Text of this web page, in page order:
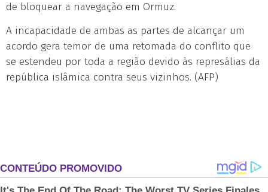
de bloquear a navegação em Ormuz.
A incapacidade de ambas as partes de alcançar um
acordo gera temor de uma retomada do conflito que
se estendeu por toda a região devido às represálias da
república islâmica contra seus vizinhos. (AFP)